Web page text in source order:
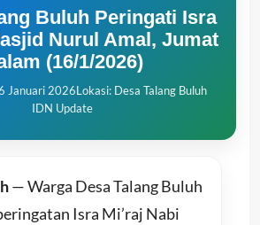
Buluh Peringati Isra
Nurul Amal, Jumat
(16/1/2026)
Januari 2026Lokasi: Desa Talang Buluh
IDN Update
— Warga Desa Talang Buluh
Isra Mi’raj Nabi